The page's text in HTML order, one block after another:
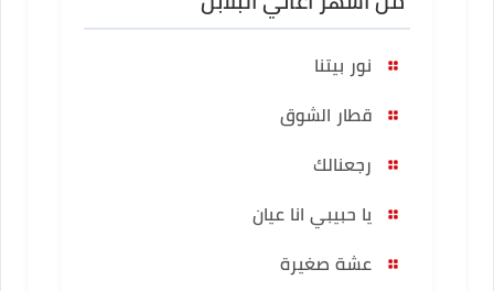
نور بيتنا
قطار الشوق
رجعنالك
يا حبيبي انا عيان
عشة صغيرة